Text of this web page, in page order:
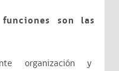
son las
organización y